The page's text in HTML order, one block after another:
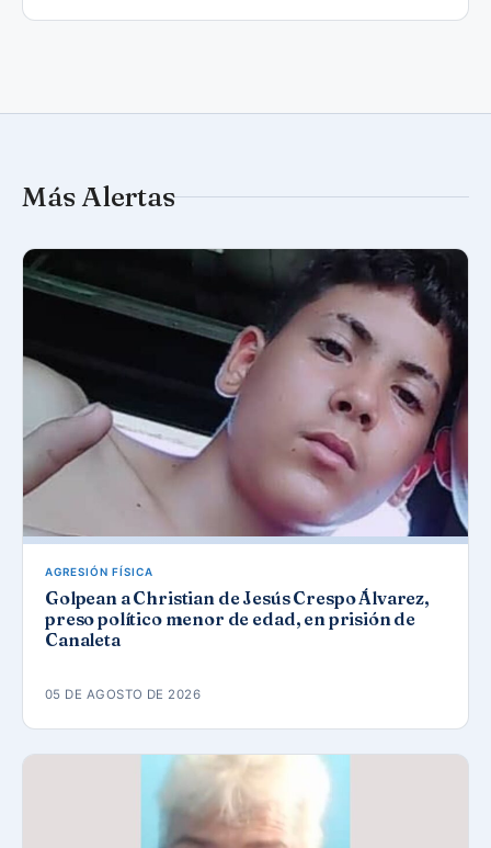
Más Alertas
AGRESIÓN FÍSICA
Golpean a Christian de Jesús Crespo Álvarez,
preso político menor de edad, en prisión de
Canaleta
05 DE AGOSTO DE 2026